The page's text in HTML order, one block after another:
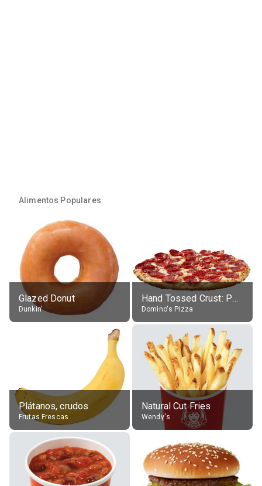
Alimentos Populares
Glazed Donut
Dunkin'
Hand Tossed Crust: Pepperoni Pizza (Large 14")
Domino's Pizza
Plátanos, crudos
Frutas Frescas
Natural Cut Fries
Wendy's